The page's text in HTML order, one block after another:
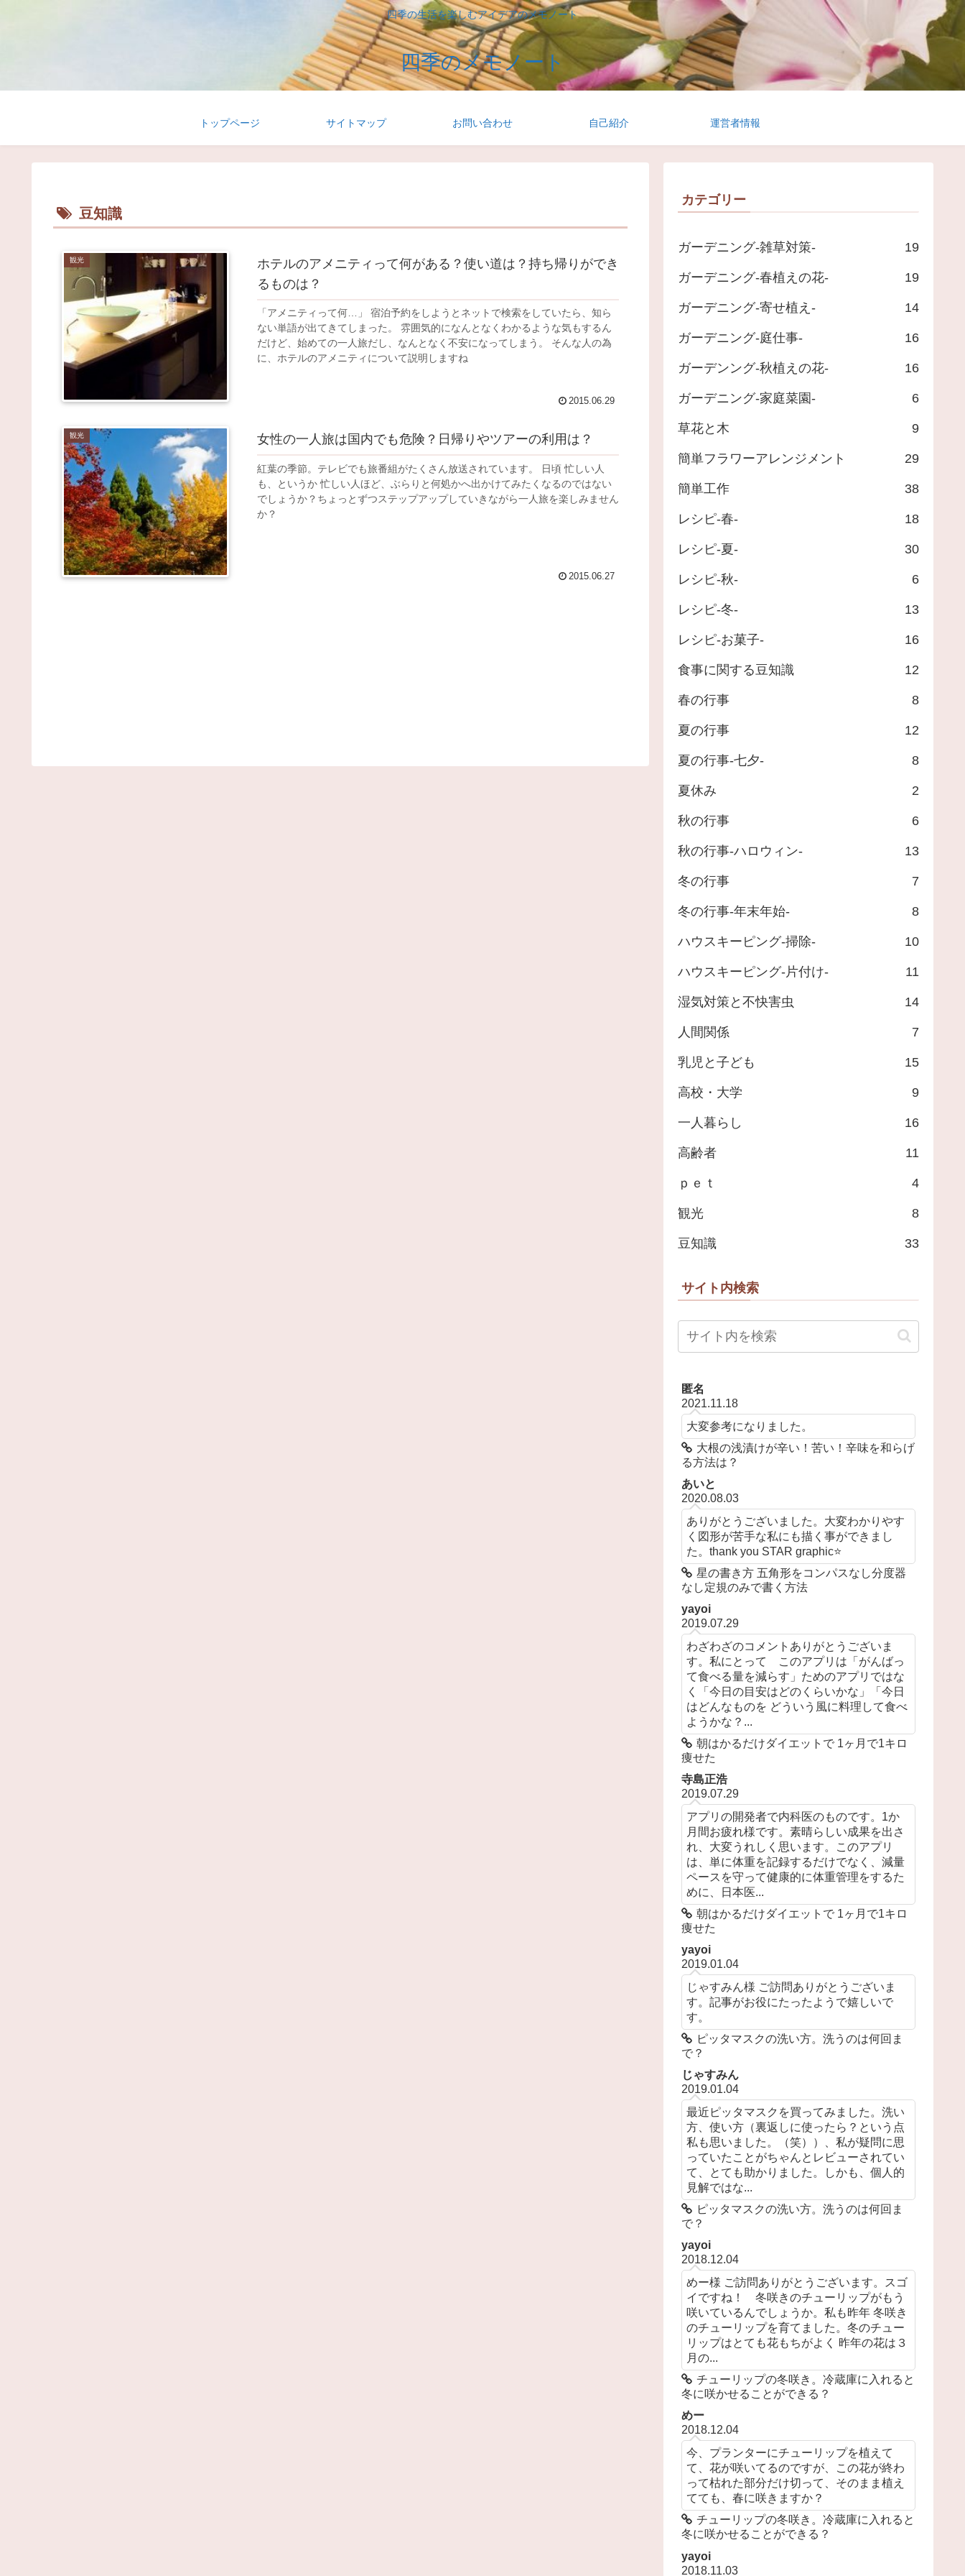
四季の生活を楽しむアイデアのメモノート
四季のメモノート
トップページ サイトマップ お問い合わせ 自己紹介 運営者情報
豆知識
観光
ホテルのアメニティって何がある？使い道は？持ち帰りができ
るものは？
「アメニティって何…」 宿泊予約をしようとネットで検索をしていたら、知ら
ない単語が出てきてしまった。 雰囲気的になんとなくわかるような気もするん
だけど、始めての一人旅だし、なんとなく不安になってしまう。 そんな人の為
に、ホテルのアメニティについて説明しますね
2015.06.29
観光 女性の一人旅は国内でも危険？日帰りやツアーの利用は？
紅葉の季節。テレビでも旅番組がたくさん放送されています。 日頃 忙しい人
も、というか 忙しい人ほど、ぶらりと何処かへ出かけてみたくなるのではない
でしょうか？ちょっとずつステップアップしていきながら一人旅を楽しみません
か？
2015.06.27
カテゴリー
ガーデニング-雑草対策- 19
ガーデニング-春植えの花- 19
ガーデニング-寄せ植え- 14
ガーデニング-庭仕事- 16
ガーデンング-秋植えの花- 16
ガーデニング-家庭菜園- 6
草花と木 9
簡単フラワーアレンジメント 29
簡単工作 38
レシピ-春- 18
レシピ-夏- 30
レシピ-秋- 6
レシピ-冬- 13
レシピ-お菓子- 16
食事に関する豆知識 12
春の行事 8
夏の行事 12
夏の行事-七夕- 8
夏休み 2
秋の行事 6
秋の行事-ハロウィン- 13
冬の行事 7
冬の行事-年末年始- 8
ハウスキーピング-掃除- 10
ハウスキーピング-片付け- 11
湿気対策と不快害虫 14
人間関係 7
乳児と子ども 15
高校・大学 9
一人暮らし 16
高齢者 11
ｐｅｔ 4
観光 8
豆知識 33
サイト内検索
匿名
2021.11.18
大変参考になりました。
大根の浅漬けが辛い！苦い！辛味を和らげ
る方法は？
あいと
2020.08.03
ありがとうございました。大変わかりやす
く図形が苦手な私にも描く事ができまし
た。thank you STAR graphic⭐️
星の書き方 五角形をコンパスなし分度器
なし定規のみで書く方法
yayoi
2019.07.29
わざわざのコメントありがとうございま
す。私にとって このアプリは「がんばっ
て食べる量を減らす」ためのアプリではな
く「今日の目安はどのくらいかな」「今日
はどんなものを どういう風に料理して食べ
ようかな？...
朝はかるだけダイエットで 1ヶ月で1キロ
痩せた
寺島正浩
2019.07.29
アプリの開発者で内科医のものです。1か
月間お疲れ様です。素晴らしい成果を出さ
れ、大変うれしく思います。このアプリ
は、単に体重を記録するだけでなく、減量
ペースを守って健康的に体重管理をするた
めに、日本医...
朝はかるだけダイエットで 1ヶ月で1キロ
痩せた
yayoi
2019.01.04
じゃすみん様 ご訪問ありがとうございま
す。記事がお役にたったようで嬉しいで
す。
ピッタマスクの洗い方。洗うのは何回ま
で？
じゃすみん
2019.01.04
最近ピッタマスクを買ってみました。洗い
方、使い方（裏返しに使ったら？という点
私も思いました。（笑））、私が疑問に思
っていたことがちゃんとレビューされてい
て、とても助かりました。しかも、個人的
見解ではな...
ピッタマスクの洗い方。洗うのは何回ま
で？
yayoi
2018.12.04
めー様 ご訪問ありがとうございます。スゴ
イですね！ 冬咲きのチューリップがもう
咲いているんでしょうか。私も昨年 冬咲き
のチューリップを育てました。冬のチュー
リップはとても花もちがよく 昨年の花は３
月の...
チューリップの冬咲き。冷蔵庫に入れると
冬に咲かせることができる？
めー
2018.12.04
今、プランターにチューリップを植えて
て、花が咲いてるのですが、この花が終わ
って枯れた部分だけ切って、そのまま植え
てても、春に咲きますか？
チューリップの冬咲き。冷蔵庫に入れると
冬に咲かせることができる？
yayoi
2018.11.03